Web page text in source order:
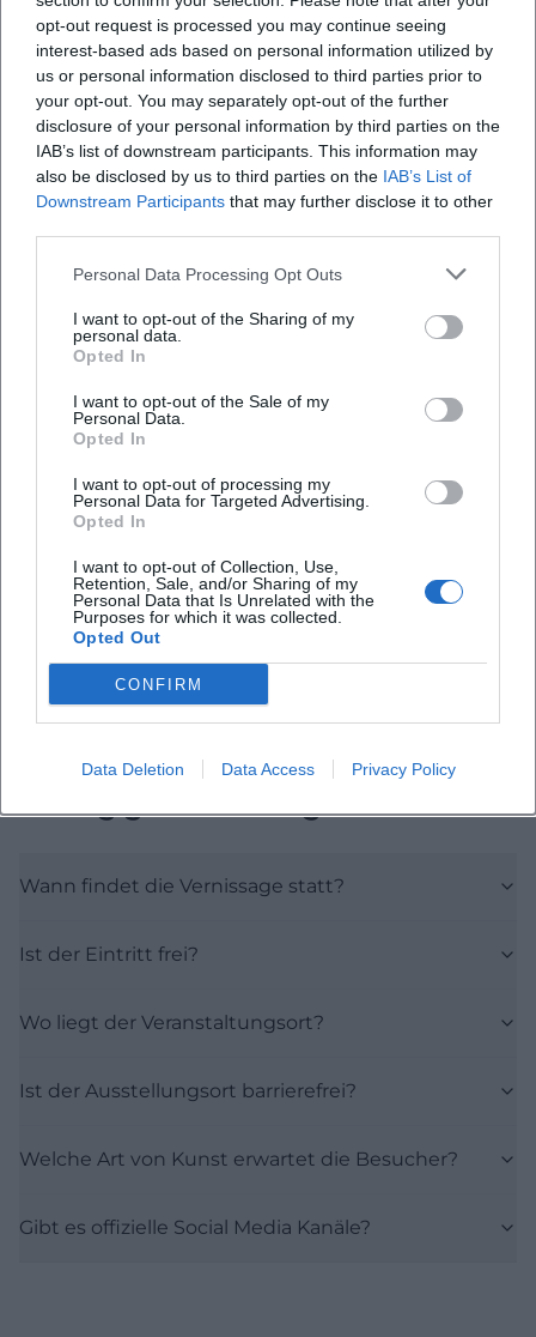
opt-out request is processed you may continue seeing
interest-based ads based on personal information utilized by
us or personal information disclosed to third parties prior to
your opt-out. You may separately opt-out of the further
disclosure of your personal information by third parties on the
IAB’s list of downstream participants. This information may
also be disclosed by us to third parties on the IAB’s List of
Downstream Participants that may further disclose it to other
Personal Data Processing Opt Outs
I want to opt-out of the Sharing of my
personal data.
Opted In
I want to opt-out of the Sale of my
Personal Data.
Opted In
I want to opt-out of processing my
Personal Data for Targeted Advertising.
Opted In
I want to opt-out of Collection, Use,
Retention, Sale, and/or Sharing of my
Personal Data that Is Unrelated with the
Purposes for which it was collected.
Opted Out
CONFIRM
Data Deletion Data Access Privacy Policy
YouTube: kein offizielles Profil gefunden
Website: https://antoinewagner.com/
Quellen:
region-bayreuth.de - Vernissage zur Ausstellung von
Antoine Wagner in der Gallerie Steingraeber
lifePR - RESONANZ - Antoine Wagner
AntoineWagner.com - Offizielle Künstlerseite
Steingraeber & Söhne - Offizielle Website
Stadt Bayreuth - Veranstaltungsräume in Bayreuth
Open in Google Maps
Häufig gestellte Fragen
Wann findet die Vernissage statt?
Ist der Eintritt frei?
Wo liegt der Veranstaltungsort?
Ist der Ausstellungsort barrierefrei?
Welche Art von Kunst erwartet die Besucher?
Gibt es offizielle Social Media Kanäle?